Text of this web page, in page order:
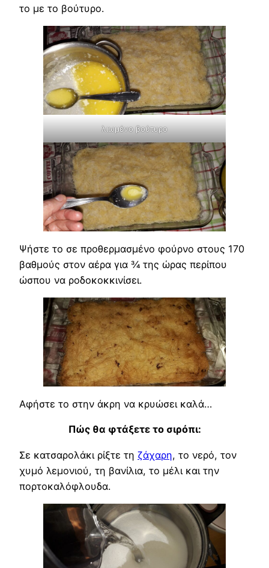
το με το βούτυρο.
λιωμένο βούτυρο
Ψήστε το σε προθερμασμένο φούρνο στους 170
βαθμούς στον αέρα για ¾ της ώρας περίπου
ώσπου να ροδοκοκκινίσει.
Αφήστε το στην άκρη να κρυώσει καλά…
Πώς θα φτάξετε το σιρόπι:
Σε κατσαρολάκι ρίξτε τη ζάχαρη, το νερό, τον
χυμό λεμονιού, τη βανίλια, το μέλι και την
πορτοκαλόφλουδα.